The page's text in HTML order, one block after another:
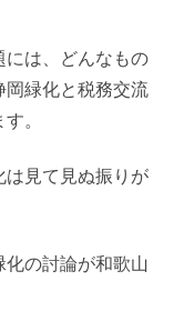
には、どんなもの
岡緑化と税務交流
。
は見て見ぬ振りが
の討論が和歌山